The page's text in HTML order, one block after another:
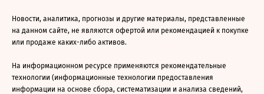
Новости, аналитика, прогнозы и другие материалы, представленные
на данном сайте, не являются офертой или рекомендацией к покупке
или продаже каких-либо активов.
На информационном ресурсе применяются рекомендательные
технологии (информационные технологии предоставления
информации на основе сбора, систематизации и анализа сведений,